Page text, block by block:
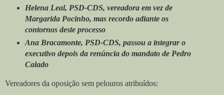
Helena Leal, PSD-CDS, vereadora em vez de
Margarida Pocinho, mas recordo adiante os
contornos deste processo
Ana Bracamonte, PSD-CDS, passou a integrar o
executivo depois da renúncia do mandato de Pedro
Calado
Vereadores da oposição sem pelouros atribuídos: